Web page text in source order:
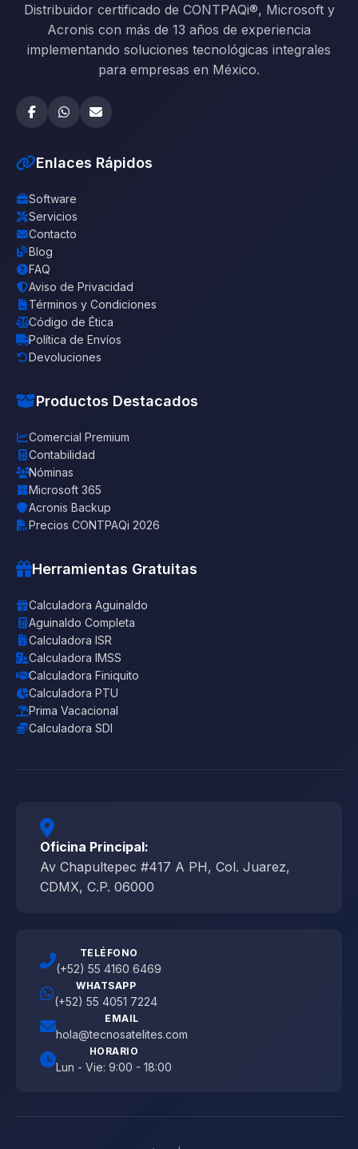
Distribuidor certificado de CONTPAQi®, Microsoft y
Acronis con más de 13 años de experiencia
implementando soluciones tecnológicas integrales
para empresas en México.
Enlaces Rápidos
Software
Servicios
Contacto
Blog
FAQ
Aviso de Privacidad
Términos y Condiciones
Código de Ética
Política de Envíos
Devoluciones
Productos Destacados
Comercial Premium
Contabilidad
Nóminas
Microsoft 365
Acronis Backup
Precios CONTPAQi 2026
Herramientas Gratuitas
Calculadora Aguinaldo
Aguinaldo Completa
Calculadora ISR
Calculadora IMSS
Calculadora Finiquito
Calculadora PTU
Prima Vacacional
Calculadora SDI
Oficina Principal:
Av Chapultepec #417 A PH, Col. Juarez,
CDMX, C.P. 06000
TELÉFONO
(+52) 55 4160 6469
WHATSAPP
(+52) 55 4051 7224
EMAIL
hola@tecnosatelites.com
HORARIO
Lun - Vie: 9:00 - 18:00